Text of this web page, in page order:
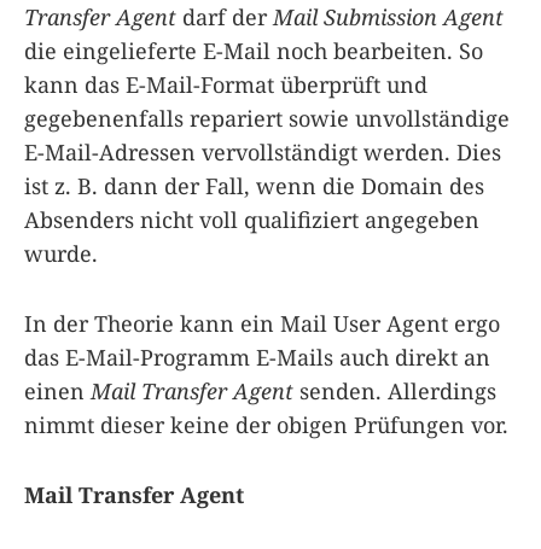
Transfer Agent darf derMail Submission Agent
die eingelieferte E-Mail noch bearbeiten. So
kann das E-Mail-Format überprüft und
gegebenenfalls repariert sowie unvollständige
E-Mail-Adressen vervollständigt werden. Dies
ist z. B. dann der Fall, wenn die Domain des
Absenders nicht voll qualifiziert angegeben
wurde.
In der Theorie kann ein Mail User Agent ergo
das E-Mail-Programm E-Mails auch direkt an
einenMail Transfer Agent senden. Allerdings
nimmt dieser keine der obigen Prüfungen vor.
Mail Transfer Agent